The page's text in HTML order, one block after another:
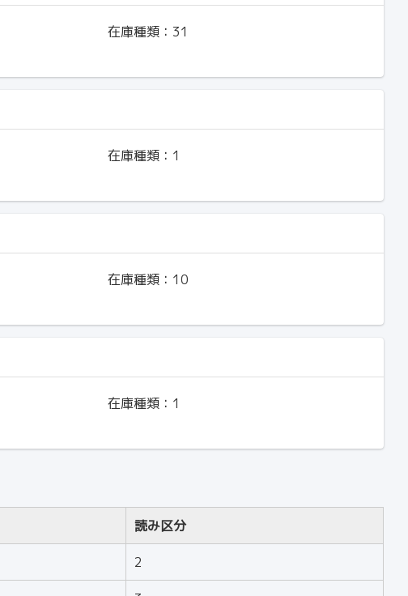
在庫種類： 31
在庫種類： 1
在庫種類： 10
在庫種類： 1
読み区分
2